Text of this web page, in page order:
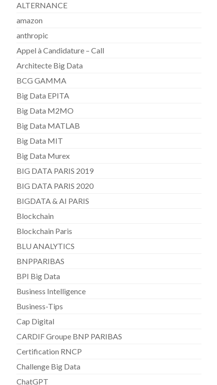
ALTERNANCE
amazon
anthropic
Appel à Candidature – Call
Architecte Big Data
BCG GAMMA
Big Data EPITA
Big Data M2MO
Big Data MATLAB
Big Data MIT
Big Data Murex
BIG DATA PARIS 2019
BIG DATA PARIS 2020
BIGDATA & AI PARIS
Blockchain
Blockchain Paris
BLU ANALYTICS
BNPPARIBAS
BPI Big Data
Business Intelligence
Business-Tips
Cap Digital
CARDIF Groupe BNP PARIBAS
Certification RNCP
Challenge Big Data
ChatGPT